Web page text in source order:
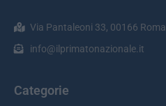
Via Pantaleoni 33, 00166 Roma.
info@ilprimatonazionale.it
Categorie